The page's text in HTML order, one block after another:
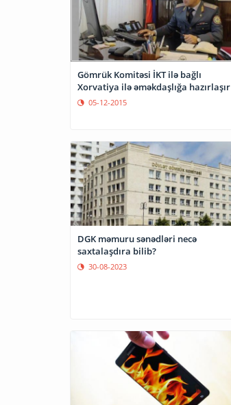
Gömrük Komitəsi İKT ilə bağlı
Xorvatiya ilə əməkdaşlığa hazırlaşır
05-12-2015
DGK məmuru sənədləri necə
saxtalaşdıra bilib?
30-08-2023